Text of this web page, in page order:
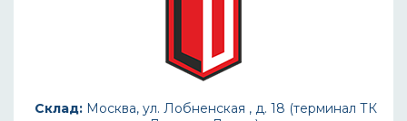
Склад:Москва, ул. Лобненская , д. 18 (терминал ТК